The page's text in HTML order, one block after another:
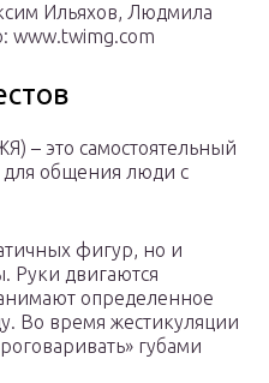
Ильяхов, Людмила
www.twimg.com
– это самостоятельный
для общения люди с
фигур, но и
Руки двигаются
определенное
Во время жестикуляции
губами